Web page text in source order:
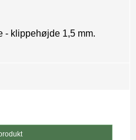
- klippehøjde 1,5 mm.